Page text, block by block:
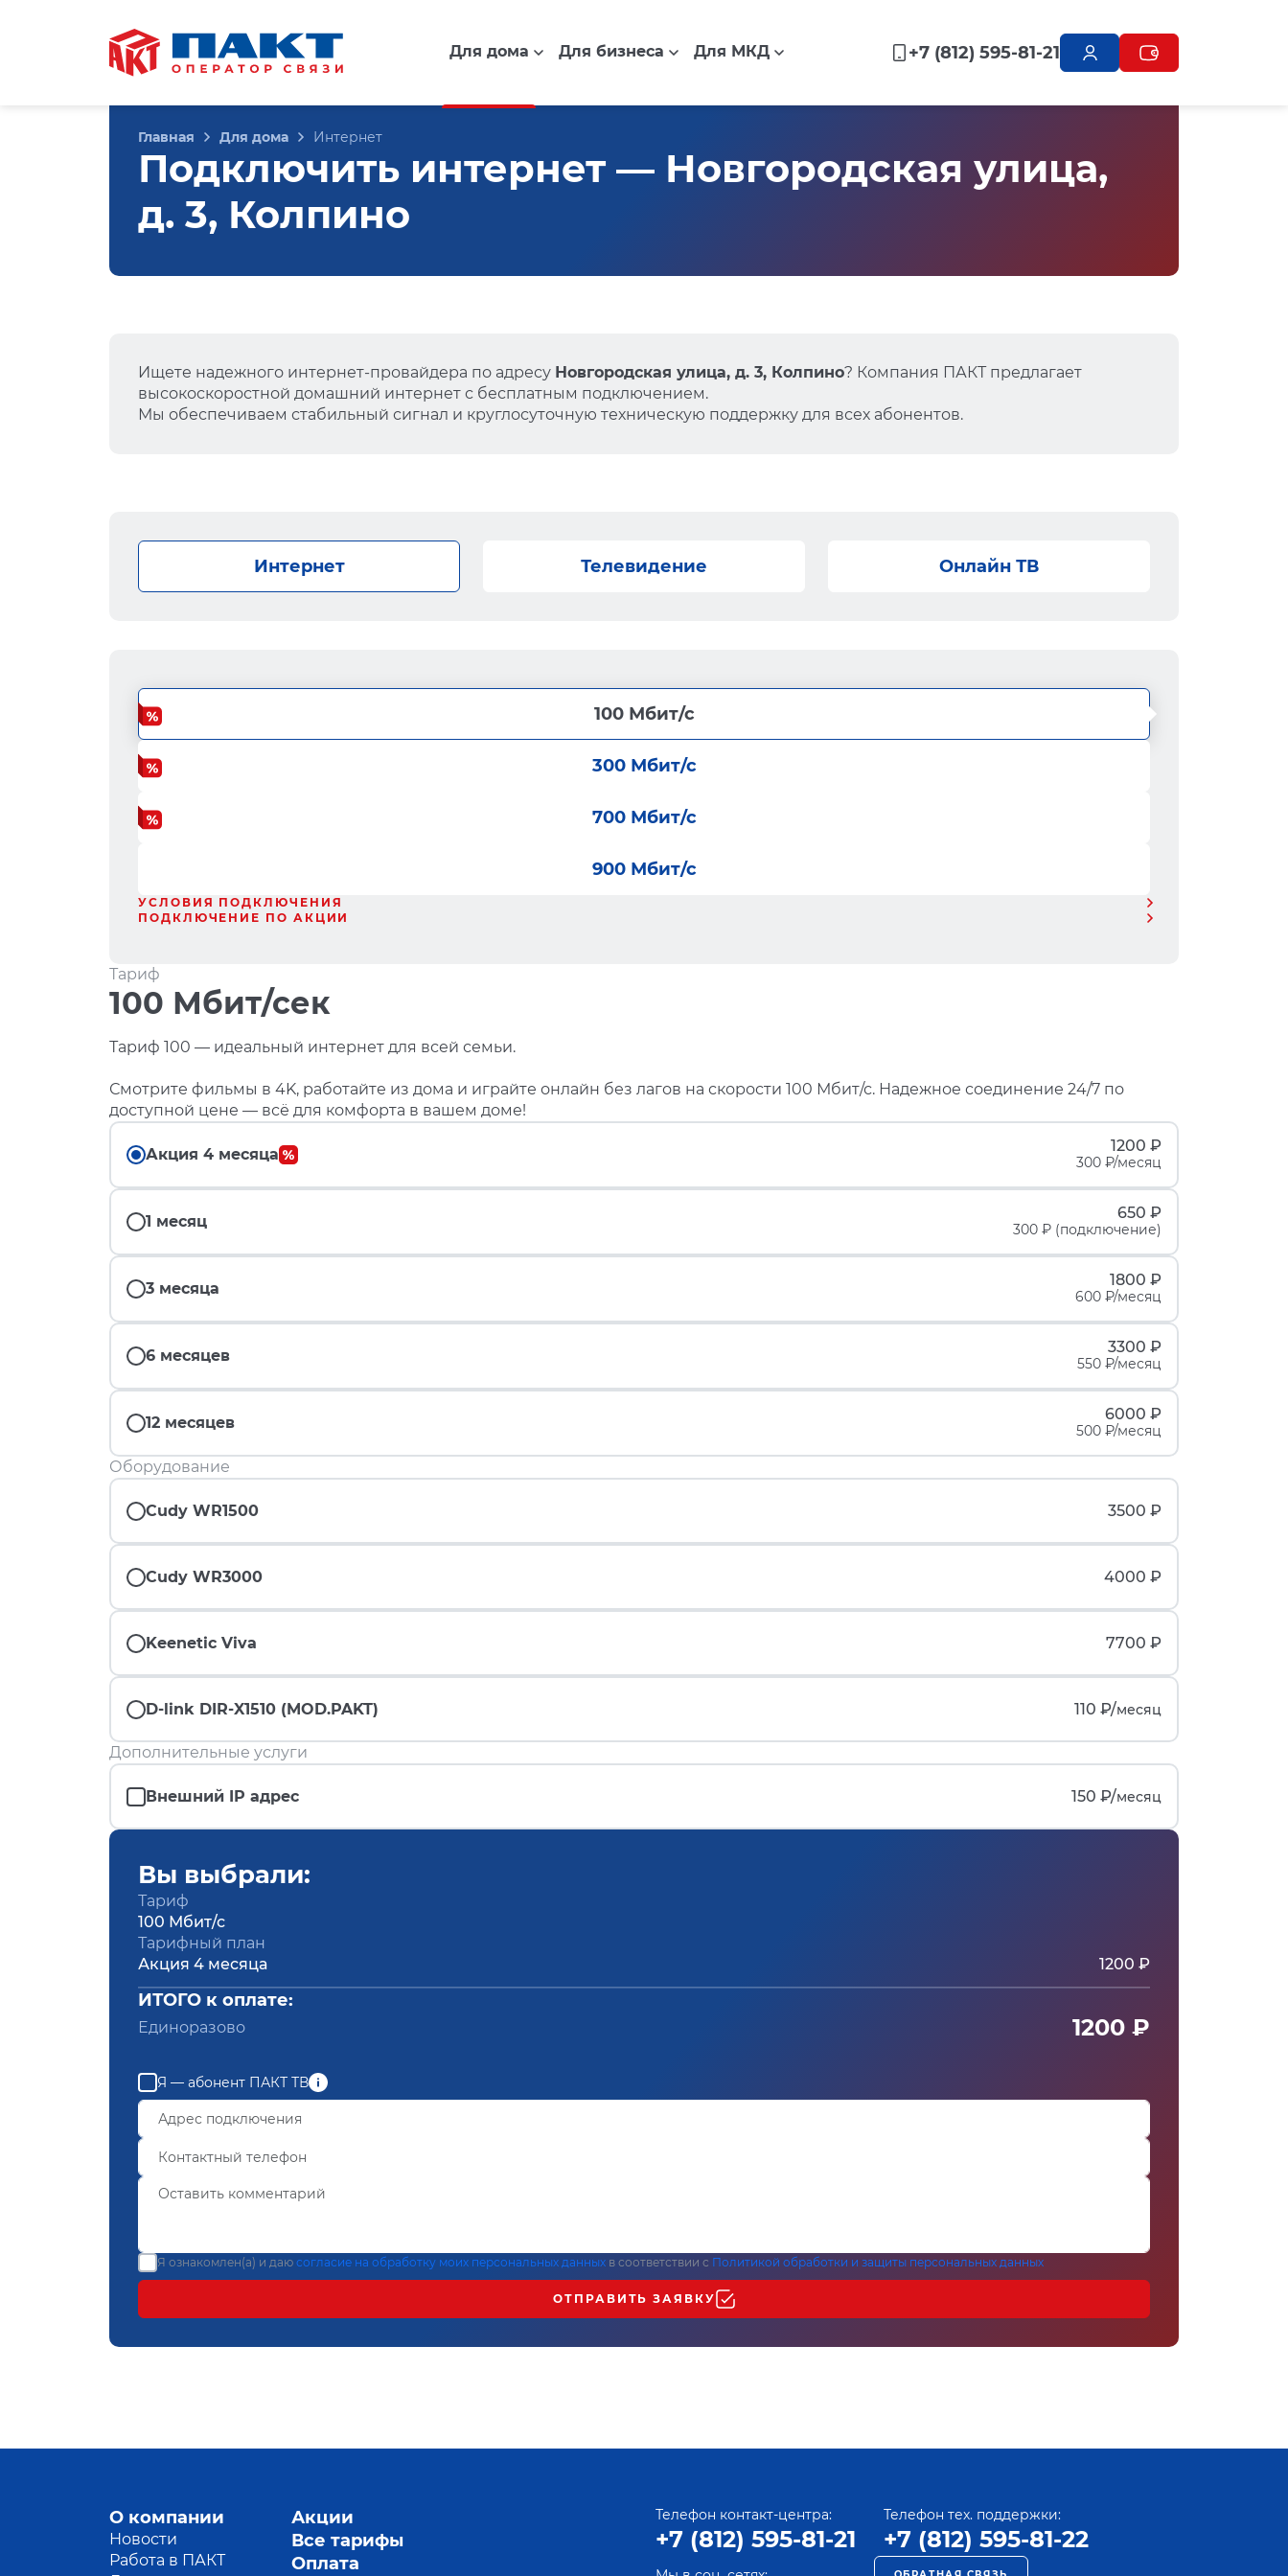
Для дома Для бизнеса Для МКД +7 (812) 595-81-21
Главная Для дома Интернет
Подключить интернет — Новгородская улица,
д. 3, Колпино
Ищете надежного интернет-провайдера по адресу Новгородская улица, д. 3, Колпино? Компания ПАКТ предлагает
высокоскоростной домашний интернет с бесплатным подключением.
Мы обеспечиваем стабильный сигнал и круглосуточную техническую поддержку для всех абонентов.
Интернет Телевидение Онлайн ТВ
100 Мбит/с
300 Мбит/с
700 Мбит/с
900 Мбит/с
УСЛОВИЯ ПОДКЛЮЧЕНИЯ
ПОДКЛЮЧЕНИЕ ПО АКЦИИ
Тариф
100 Мбит/сек
Тариф 100 — идеальный интернет для всей семьи.
Смотрите фильмы в 4K, работайте из дома и играйте онлайн без лагов на скорости 100 Мбит/с. Надежное соединение 24/7 по
доступной цене — всё для комфорта в вашем доме!
Акция 4 месяца 1200 ₽
300 ₽/месяц
1 месяц 650 ₽
300 ₽ (подключение)
3 месяца 1800 ₽
600 ₽/месяц
6 месяцев 3300 ₽
550 ₽/месяц
12 месяцев 6000 ₽
500 ₽/месяц
Оборудование
Cudy WR1500 3500 ₽
Cudy WR3000 4000 ₽
Keenetic Viva 7700 ₽
D-link DIR-X1510 (MOD.PAKT) 110 ₽/месяц
Дополнительные услуги
Внешний IP адрес 150 ₽/месяц
Вы выбрали:
Тариф
100 Мбит/с
Тарифный план
Акция 4 месяца
1200 ₽
ИТОГО к оплате:
Единоразово 1200 ₽
Я — абонент ПАКТ ТВ
Я ознакомлен(а) и даю согласие на обработку моих персональных данных в соответствии с Политикой обработки и защиты персональных данных
ОТПРАВИТЬ ЗАЯВКУ
О компании
Новости
Работа в ПАКТ
Акции
Все тарифы
Оплата
Телефон контакт-центра:
+7 (812) 595-81-21
Телефон тех. поддержки:
+7 (812) 595-81-22